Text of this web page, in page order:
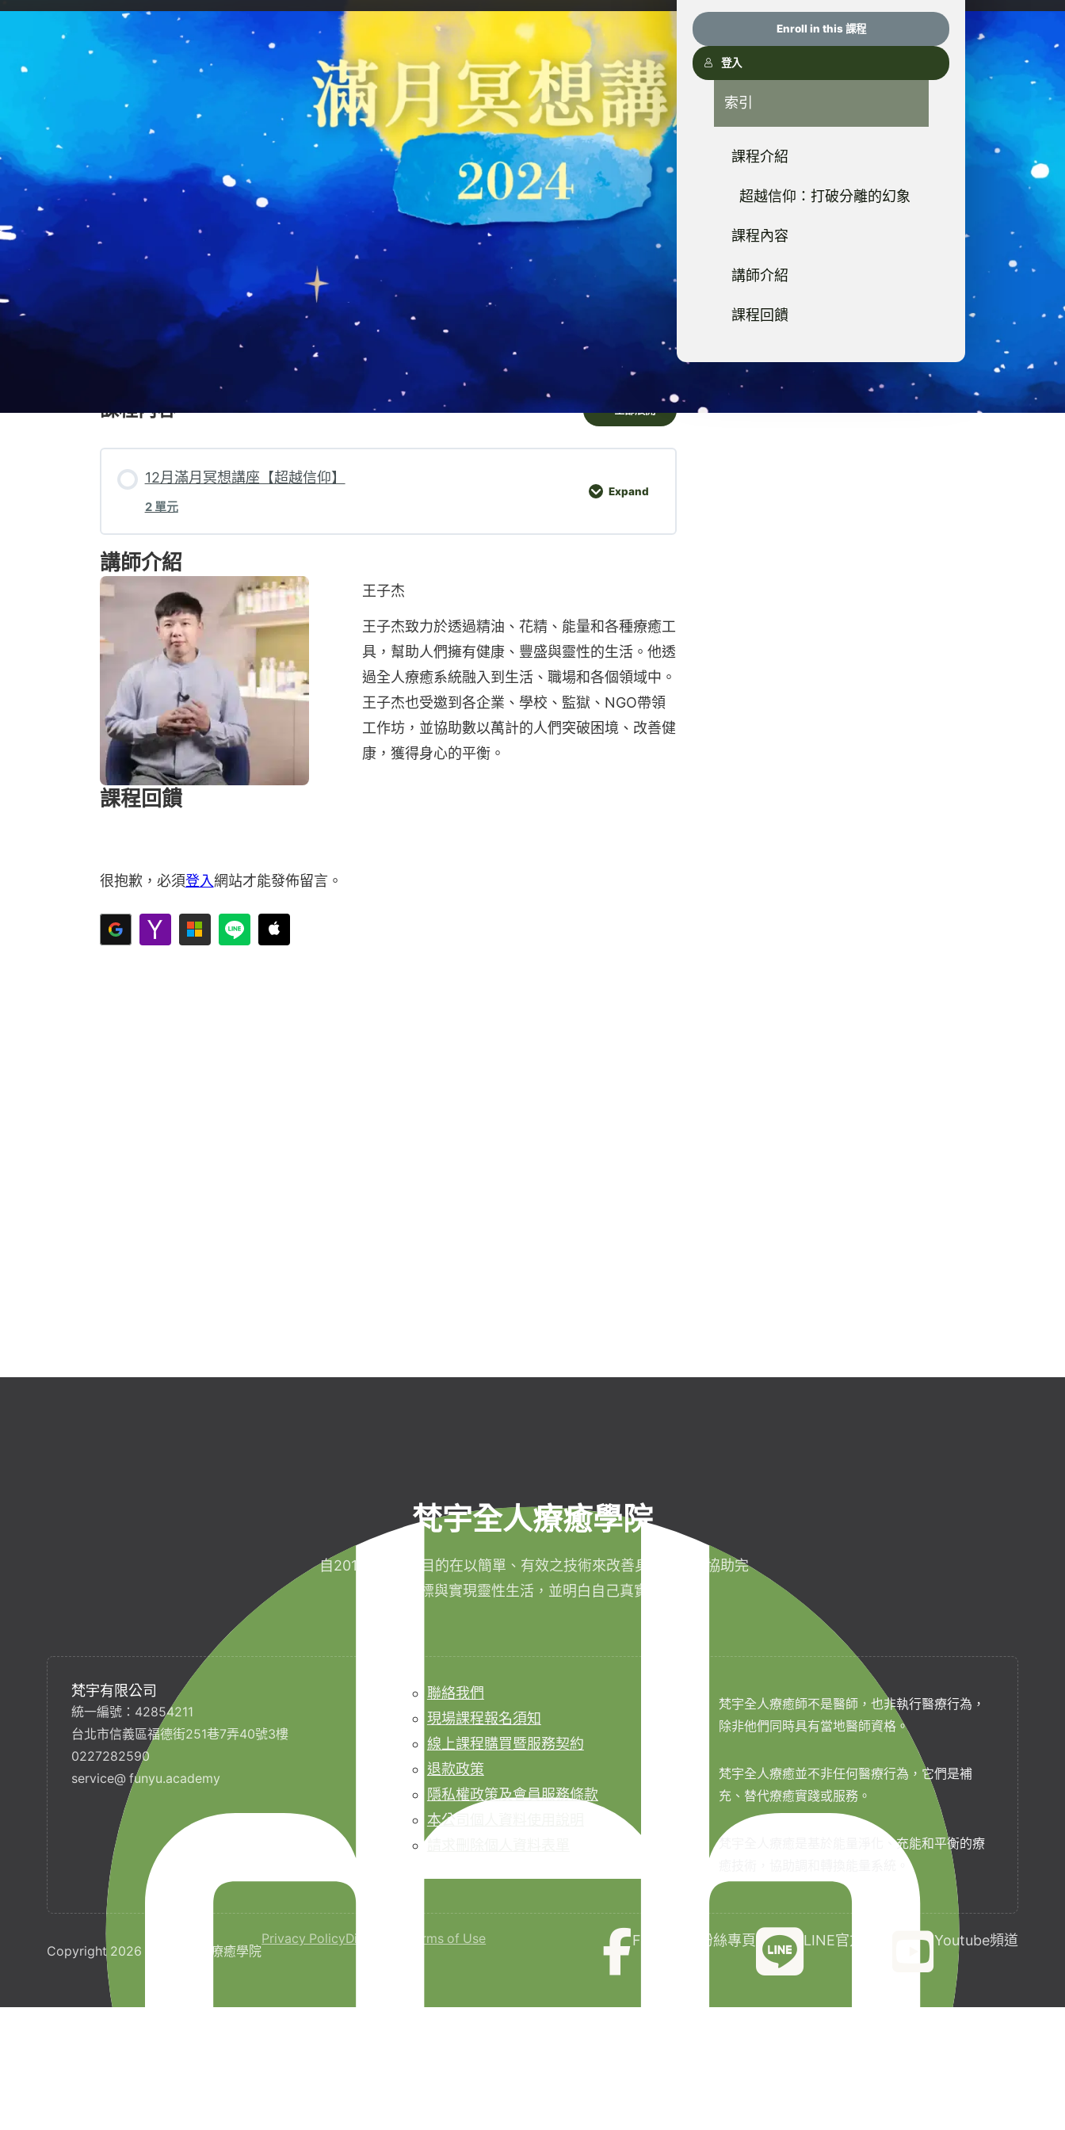
課程介紹
超越信仰：打破分離的幻象
在我們步入年終時，去觀察不同文化和信仰的慶祝儀式，我們發現一個共通主題：愛、感
恩、豐盛和合一。這些慶典或儀式，儘管表現形式各異，實際上揭示了一條通往靈性統一的
共同道路。
在這次的滿月講座中，王子杰將深入探討如何在這些多元傳統中尋找和實現靈性的連結和合
一。這場講座將聚焦於不同文化和信仰的本質相同之處，尤其是它們在追求啟蒙和靈性成長
方面的共同目標。
無論你我的背景如何，我們都是光之兄弟姊妹。無論性別、種族或信仰，我們都共同擁有靈
性經驗，並在塵世中尋找更高的意義和目標。加入滿月冥想講座，和王子杰一同探索如何透
過理解和尊重不同的靈性路徑來打破分離的幻象，找到我們共同的靈性本質。
課程內容
12月滿月冥想講座【超越信仰】
2 單元
Expand
12月滿月冥想講座【超越信仰】
講師介紹
王子杰
王子杰致力於透過精油、花精、能量和各種療癒工
具，幫助人們擁有健康、豐盛與靈性的生活。他透
過全人療癒系統融入到生活、職場和各個領域中。
王子杰也受邀到各企業、學校、監獄、NGO帶領
工作坊，並協助數以萬計的人們突破困境、改善健
康，獲得身心的平衡。
課程回饋
很抱歉，必須登入網站才能發佈留言。
Enroll in this 課程
登入
索引
課程介紹
超越信仰：打破分離的幻象
課程內容
講師介紹
課程回饋
梵宇全人療癒學院
自2011年成立，目的在以簡單、有效之技術來改善身心健康，協助完
成生命目標與實現靈性生活，並明白自己真實的本質。
梵宇有限公司
統一編號：42854211
台北市信義區福德街251巷7弄40號3樓
0227282590
service@ funyu.academy
聯絡我們
現場課程報名須知
線上課程購買暨服務契約
退款政策
隱私權政策及會員服務條款
本公司個人資料使用說明
梵宇全人療癒師不是醫師，也非執行醫療行為，
除非他們同時具有當地醫師資格。
梵宇全人療癒並不非任何醫療行為，它們是補
充、替代療癒實踐或服務。
梵宇全人療癒是基於能量淨化、充能和平衡的療
Copyright 2026 © 梵宇全人療癒學院
Privacy PolicyDisclaimer Terms of Use Facebook粉絲專頁 LINE官方帳號 Youtube頻道